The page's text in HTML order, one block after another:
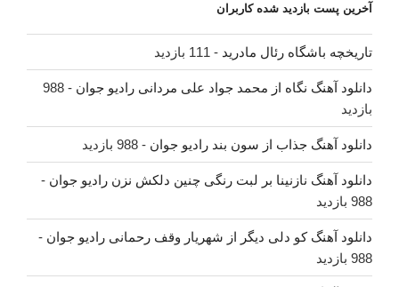
آخرین پست بازدید شده کاربران
تاریخچه باشگاه رئال مادرید - 111 بازدید
دانلود آهنگ نگاه از محمد جواد علی مردانی رادیو جوان
- 988
بازدید
دانلود آهنگ جذاب از سون بند رادیو جوان - 988 بازدید
دانلود آهنگ نازنینا بر لبت رنگی چنین دلکش نزن رادیو جوان -
988 بازدید
دانلود آهنگ کو دلی دیگر از شهریار وقف رحمانی رادیو جوان -
988 بازدید